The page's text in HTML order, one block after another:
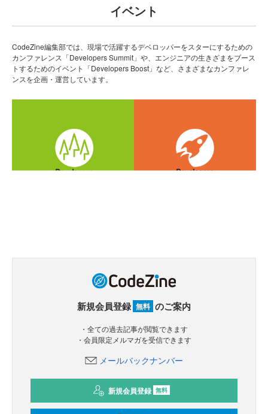
イベント
CodeZine編集部では、現場で活躍するデベロッパーをスターにするための
カンファレンス「Developers Summit」や、エンジニアの生きざまをブース
トするためのイベント「Developers Boost」など、さまざまなカンファレ
ンスを企画・運営しています。
新規会員登録 無料 のご案内
・全ての過去記事が閲覧できます
・会員限定メルマガを受信できます
メールバックナンバー
新規会員登録 無料